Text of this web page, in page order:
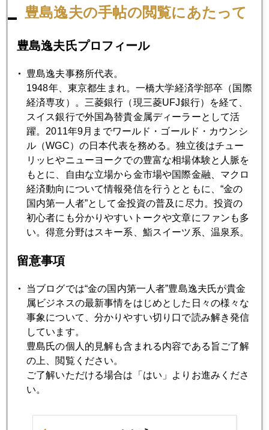
バーナンキを迷わせる金急騰 パート2
2007年10月29日
ＦＲＢ追加利下げ織り込み785ドルへ急騰
2007年10月26日
メリルショックの後で
2007年10月25日
衝撃の告白
2007年10月23日
理性を取り戻しつつある市場
2007年10月22日
ヘッジファンド破綻の実態
2007年10月19日
770ドル接近
2007年10月18日
豊島逸夫の手帖の閲覧にあたって
豊島逸夫氏プロフィール
豊島逸夫事務所代表。
1948年、東京都生まれ。一橋大学経済学部卒（国際
経済専攻）。三菱銀行（現三菱UFJ銀行）を経て、
スイス銀行で外国為替貴金属ディーラーとして活
躍。2011年9月までワールド・ゴールド・カウンシ
ル（WGC）の日本代表を務める。独立後はチュー
リッヒやニューヨークでの豊富な相場体験と人脈を
もとに、自由な立場から金市場や国際金融、マクロ
経済動向について情報発信を行うとともに、“金の
国内第一人者”として金投資の普及に尽力。投資の
初心者にも分かりやすいトークや文章にファンも多
い。得意分野はスキー系、鮨スイーツ系、温泉系。
留意事項
当ブログでは“金の国内第一人者”豊島逸夫氏が貴金
属ビジネスの最新事情をはじめとした日々の様々な
事象について、分かりやすい切り口で読み解き発信
しています。
豊島氏の個人的見解も含まれる内容である旨ご了解
の上、閲覧ください。
ご了解いただける場合は「はい」よりお進みくださ
い。